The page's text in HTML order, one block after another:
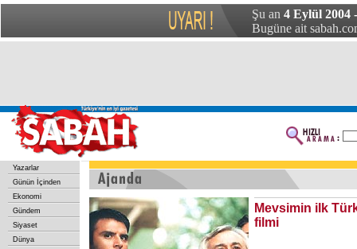
Şu an 4 Eylül 2004
Bugüne ait
Yazarlar
Günün İçinden
Ekonomi
Gündem
Siyaset
Dünya
Mevsimin ilk
filmi